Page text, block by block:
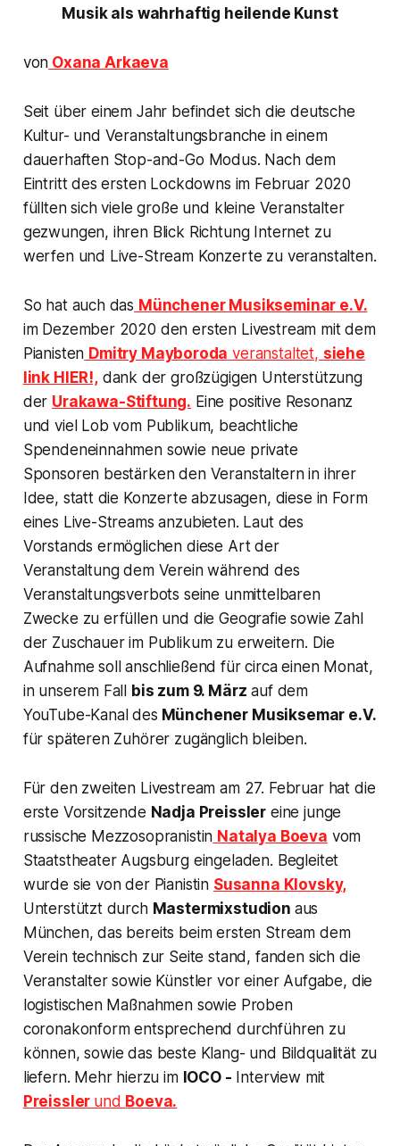
Musik als wahrhaftig heilende Kunst
von Oxana Arkaeva
Seit über einem Jahr befindet sich die deutsche
Kultur- und Veranstaltungsbranche in einem
dauerhaften Stop-and-Go Modus. Nach dem
Eintritt des ersten Lockdowns im Februar 2020
füllten sich viele große und kleine Veranstalter
gezwungen, ihren Blick Richtung Internet zu
werfen und Live-Stream Konzerte zu veranstalten.
So hat auch das Münchener Musikseminar e.V.
im Dezember 2020 den ersten Livestream mit dem
Pianisten Dmitry Mayboroda veranstaltet, siehe
link HIER!,dank der großzügigen Unterstützung
der Urakawa-Stiftung. Eine positive Resonanz
und viel Lob vom Publikum, beachtliche
Spendeneinnahmen sowie neue private
Sponsoren bestärken den Veranstaltern in ihrer
Idee, statt die Konzerte abzusagen, diese in Form
eines Live-Streams anzubieten. Laut des
Vorstands ermöglichen diese Art der
Veranstaltung dem Verein während des
Veranstaltungsverbots seine unmittelbaren
Zwecke zu erfüllen und die Geografie sowie Zahl
der Zuschauer im Publikum zu erweitern. Die
Aufnahme soll anschließend für circa einen Monat,
in unserem Fall
bis zum 9. März auf dem
YouTube-Kanal des Münchener Musiksemar e.V.
für späteren Zuhörer zugänglich bleiben.
Für den zweiten Livestream am 27. Februar hat die
erste Vorsitzende Nadja Preissler eine junge
russische Mezzosopranistin Natalya Boeva vom
Staatstheater Augsburg eingeladen. Begleitet
wurde sie von der Pianistin Susanna Klovsky,
Unterstützt durch Mastermixstudion aus
München, das bereits beim ersten Stream dem
Verein technisch zur Seite stand, fanden sich die
Veranstalter sowie Künstler vor einer Aufgabe, die
logistischen Maßnahmen sowie Proben
coronakonform entsprechend durchführen zu
können, sowie das beste Klang- und Bildqualität zu
liefern. Mehr hierzu im IOCO - Interview mit
Preissler und Boeva.